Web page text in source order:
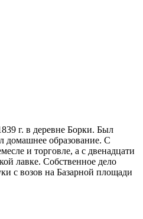
г. в деревне Борки. Был
образование. С
и торговле, а с двенадцати
лавке. Собственное дело
с возов на Базарной площади